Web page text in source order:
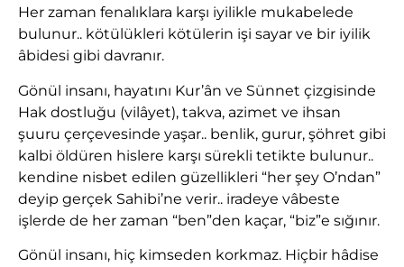
Her zaman fenalıklara karşı iyilikle mukabelede
bulunur.. kötülükleri kötülerin işi sayar ve bir iyilik
âbidesi gibi davranır.
Gönül insanı, hayatını Kur’ân ve Sünnet çizgisinde
Hak dostluğu (vilâyet), takva, azimet ve ihsan
şuuru çerçevesinde yaşar.. benlik, gurur, şöhret gibi
kalbi öldüren hislere karşı sürekli tetikte bulunur..
kendine nisbet edilen güzellikleri “her şey O’ndan”
deyip gerçek Sahibi’ne verir.. iradeye vâbeste
işlerde de her zaman “ben”den kaçar, “biz”e sığınır.
Gönül insanı, hiç kimseden korkmaz. Hiçbir hâdise